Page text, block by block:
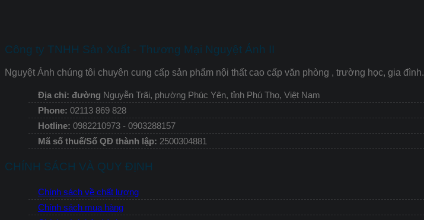
Công ty TNHH Sản Xuất - Thương Mại Nguyệt Ánh II
Nguyệt Ánh chúng tôi chuyên cung cấp sản phẩm nội thất cao cấp văn phòng , trường học, gia đình.
Địa chỉ: đường Nguyễn Trãi, phường Phúc Yên, tỉnh Phú Thọ, Việt Nam
Phone: 02113 869 828
Hotline: 0982210973 - 0903288157
Mã số thuế/Số QĐ thành lập: 2500304881
CHÍNH SÁCH VÀ QUY ĐỊNH
Chính sách về chất lượng
Chính sách mua hàng